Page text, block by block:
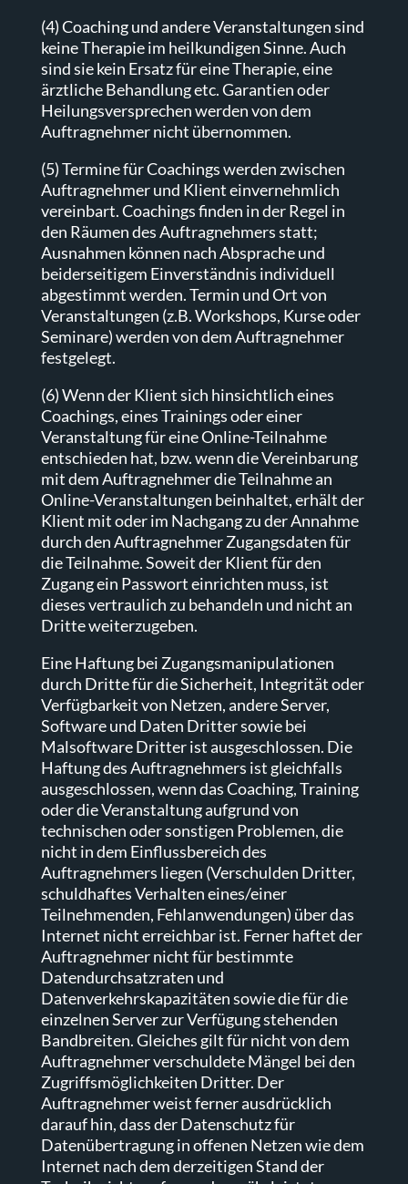
(4) Coaching und andere Veranstaltungen sind
keine Therapie im heilkundigen Sinne. Auch
sind sie kein Ersatz für eine Therapie, eine
ärztliche Behandlung etc. Garantien oder
Heilungsversprechen werden von dem
Auftragnehmer nicht übernommen.
(5) Termine für Coachings werden zwischen
Auftragnehmer und Klient einvernehmlich
vereinbart. Coachings finden in der Regel in
den Räumen des Auftragnehmers statt;
Ausnahmen können nach Absprache und
beiderseitigem Einverständnis individuell
abgestimmt werden. Termin und Ort von
Veranstaltungen (z.B. Workshops, Kurse oder
Seminare) werden von dem Auftragnehmer
festgelegt.
(6) Wenn der Klient sich hinsichtlich eines
Coachings, eines Trainings oder einer
Veranstaltung für eine Online-Teilnahme
entschieden hat, bzw. wenn die Vereinbarung
mit dem Auftragnehmer die Teilnahme an
Online-Veranstaltungen beinhaltet, erhält der
Klient mit oder im Nachgang zu der Annahme
durch den Auftragnehmer Zugangsdaten für
die Teilnahme. Soweit der Klient für den
Zugang ein Passwort einrichten muss, ist
dieses vertraulich zu behandeln und nicht an
Dritte weiterzugeben.
Eine Haftung bei Zugangsmanipulationen
durch Dritte für die Sicherheit, Integrität oder
Verfügbarkeit von Netzen, andere Server,
Software und Daten Dritter sowie bei
Malsoftware Dritter ist ausgeschlossen. Die
Haftung des Auftragnehmers ist gleichfalls
ausgeschlossen, wenn das Coaching, Training
oder die Veranstaltung aufgrund von
technischen oder sonstigen Problemen, die
nicht in dem Einflussbereich des
Auftragnehmers liegen (Verschulden Dritter,
schuldhaftes Verhalten eines/einer
Teilnehmenden, Fehlanwendungen) über das
Internet nicht erreichbar ist. Ferner haftet der
Auftragnehmer nicht für bestimmte
Datendurchsatzraten und
Datenverkehrskapazitäten sowie die für die
einzelnen Server zur Verfügung stehenden
Bandbreiten. Gleiches gilt für nicht von dem
Auftragnehmer verschuldete Mängel bei den
Zugriffsmöglichkeiten Dritter. Der
Auftragnehmer weist ferner ausdrücklich
darauf hin, dass der Datenschutz für
Datenübertragung in offenen Netzen wie dem
Internet nach dem derzeitigen Stand der